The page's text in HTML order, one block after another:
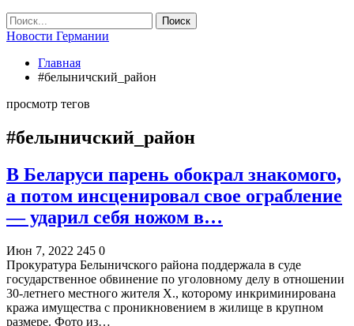
Новости Германии
Главная
#белыничский_район
просмотр тегов
#белыничский_район
В Беларуси парень обокрал знакомого,
а потом инсценировал свое ограбление
— ударил себя ножом в…
Июн 7, 2022 245 0
Прокуратура Белыничского района поддержала в суде
государственное обвинение по уголовному делу в отношении
30-летнего местного жителя Х., которому инкриминирована
кража имущества с проникновением в жилище в крупном
размере. Фото из…